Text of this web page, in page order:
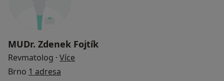
MUDr. Zdenek Fojtík
Revmatolog · Více
Brno 1 adresa